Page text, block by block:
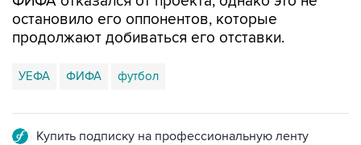
остановило его оппонентов, которые
продолжают добиваться его отставки.
УЕФА ФИФА футбол
Купить подписку на профессиональную ленту